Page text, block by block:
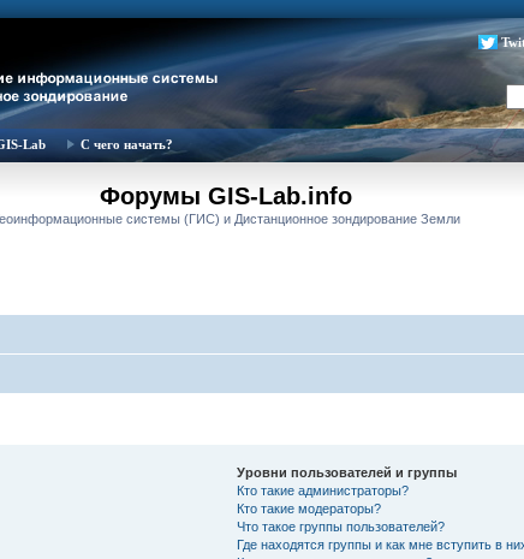
Lab С чего начать?
Форумы GIS-Lab.info
системы (ГИС) и Дистанционное зондирование Земли
Уровни пользователей и группы
Кто такие администраторы?
Кто такие модераторы?
Что такое группы пользователей?
Где находятся группы и как мне вступить в